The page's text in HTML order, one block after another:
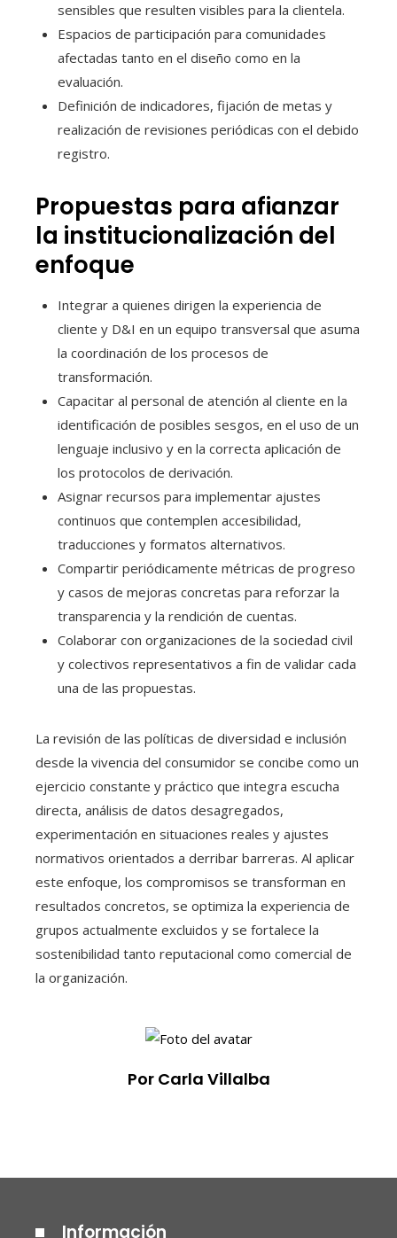
sensibles que resulten visibles para la clientela.
Espacios de participación para comunidades
afectadas tanto en el diseño como en la
evaluación.
Definición de indicadores, fijación de metas y
realización de revisiones periódicas con el debido
registro.
Propuestas para afianzar
la institucionalización del
enfoque
Integrar a quienes dirigen la experiencia de
cliente y D&I en un equipo transversal que asuma
la coordinación de los procesos de
transformación.
Capacitar al personal de atención al cliente en la
identificación de posibles sesgos, en el uso de un
lenguaje inclusivo y en la correcta aplicación de
los protocolos de derivación.
Asignar recursos para implementar ajustes
continuos que contemplen accesibilidad,
traducciones y formatos alternativos.
Compartir periódicamente métricas de progreso
y casos de mejoras concretas para reforzar la
transparencia y la rendición de cuentas.
Colaborar con organizaciones de la sociedad civil
y colectivos representativos a fin de validar cada
una de las propuestas.
La revisión de las políticas de diversidad e inclusión
desde la vivencia del consumidor se concibe como un
ejercicio constante y práctico que integra escucha
directa, análisis de datos desagregados,
experimentación en situaciones reales y ajustes
normativos orientados a derribar barreras. Al aplicar
este enfoque, los compromisos se transforman en
resultados concretos, se optimiza la experiencia de
grupos actualmente excluidos y se fortalece la
sostenibilidad tanto reputacional como comercial de
la organización.
Por Carla Villalba
Información